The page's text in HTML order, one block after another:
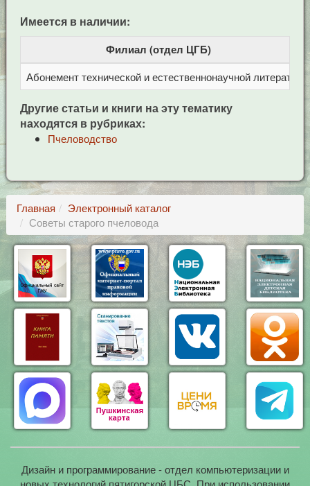
Имеется в наличии:
Филиал (отдел ЦГБ)
Абонемент технической и естественнонаучной литерат
Другие статьи и книги на эту тематику
находятся в рубриках:
Пчеловодство
Главная
Электронный каталог
Советы старого пчеловода
Дизайн и программирование - отдел компьютеризации и